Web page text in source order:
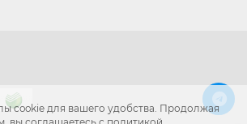
cookie для вашего удобства. Продолжая